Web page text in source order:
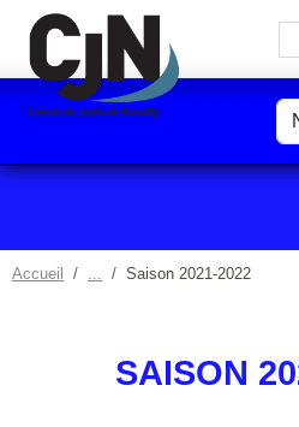
Accueil Saison 2021-2022
SAISON
Panneau de gestion des cookies